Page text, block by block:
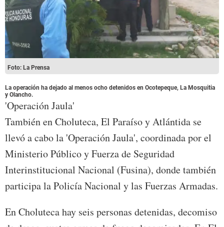
Foto: La Prensa
La operación ha dejado al menos ocho detenidos en Ocotepeque, La Mosquitia
y Olancho.
'Operación Jaula'
También en Choluteca, El Paraíso y Atlántida se
llevó a cabo la 'Operación Jaula', coordinada por el
Ministerio Público y Fuerza de Seguridad
Interinstitucional Nacional (Fusina), donde también
participa la Policía Nacional y las Fuerzas Armadas.
En Choluteca hay seis personas detenidas, decomiso